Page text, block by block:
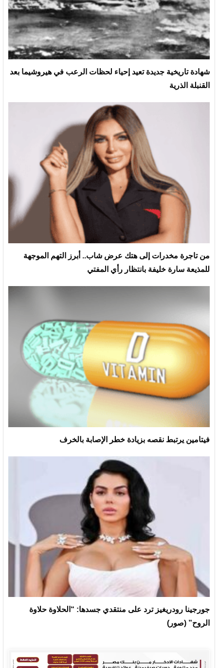
شهادة تاريخية جديدة تعيد إحياء لحظات الرعب في هيروشيما بعد
القنبلة الذرية
من تاجرة مخدرات إلى هتك عرض شاب.. أبرز التهم الموجهة
للمذيعة سارة خليفة بانتظار رأي المفتي
فيتامين يرتبط نقصه بزيادة خطر الإصابة بالخرف
جورجينا رودريغيز ترد على منتقدي جسدها: “الحلاوة حلاوة
الروح” (صور)